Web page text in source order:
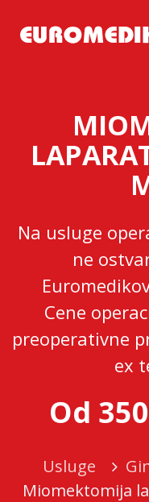
Na usluge
ne
Cene
preoperativne
ex
Od
Usluge
Miomektomija